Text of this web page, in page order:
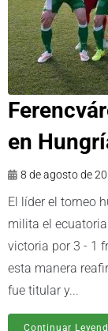
en
8 de agosto de
El líder el torneo
milita el
victoria por 3 - 1
esta manera
fue titular y...
Continuar